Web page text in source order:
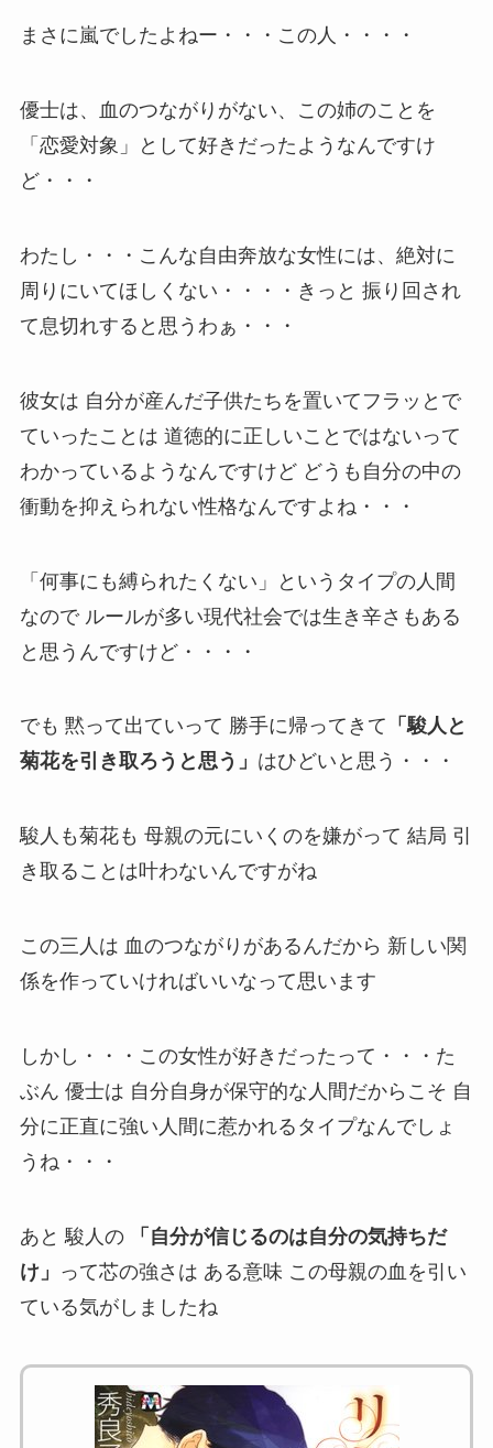
まさに嵐でしたよねー・・・この人・・・・
優士は、血のつながりがない、この姉のことを
「恋愛対象」として好きだったようなんですけ
ど・・・
わたし・・・こんな自由奔放な女性には、絶対に
周りにいてほしくない・・・・きっと 振り回され
て息切れすると思うわぁ・・・
彼女は 自分が産んだ子供たちを置いてフラッとで
ていったことは 道徳的に正しいことではないって
わかっているようなんですけど どうも自分の中の
衝動を抑えられない性格なんですよね・・・
「何事にも縛られたくない」というタイプの人間
なので ルールが多い現代社会では生き辛さもある
と思うんですけど・・・・
でも 黙って出ていって 勝手に帰ってきて 「駿人と
菊花を引き取ろうと思う」 はひどいと思う・・・
駿人も菊花も 母親の元にいくのを嫌がって 結局 引
き取ることは叶わないんですがね
この三人は 血のつながりがあるんだから 新しい関
係を作っていければいいなって思います
しかし・・・この女性が好きだったって・・・た
ぶん 優士は 自分自身が保守的な人間だからこそ 自
分に正直に強い人間に惹かれるタイプなんでしょ
うね・・・
あと 駿人の
「自分が信じるのは自分の気持ちだ
け」 って芯の強さは ある意味 この母親の血を引い
ている気がしましたね